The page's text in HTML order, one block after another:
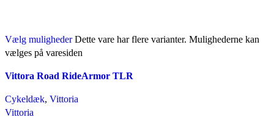
Vælg muligheder Dette vare har flere varianter. Mulighederne kan
vælges på varesiden
Vittora Road RideArmor TLR
Cykeldæk, Vittoria
Vittoria